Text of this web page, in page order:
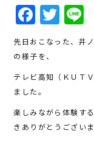
F
a
c
e
b
o
o
T
w
it
te
先日おこなった、井
の様子を、
テレビ高知（ＫＵＴ
ました。
楽しみながら体験す
きありがとうございま